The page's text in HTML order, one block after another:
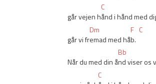
C
går vejen hånd i hånd med
Dm
F C
går vi fremad med håb.
Bb
Når du med din ånd viser os
C